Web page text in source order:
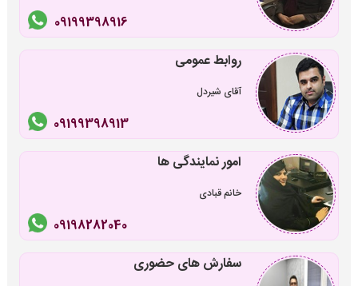
09199398916
روابط عمومی
آقای شیردل
09199398913
امور نمایندگی ها
خانم قبادی
09198282040
سفارش های حضوری